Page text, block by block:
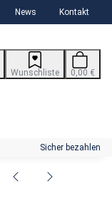
News Kontakt
Wunschliste 0,00 €
Sicher bezahlen